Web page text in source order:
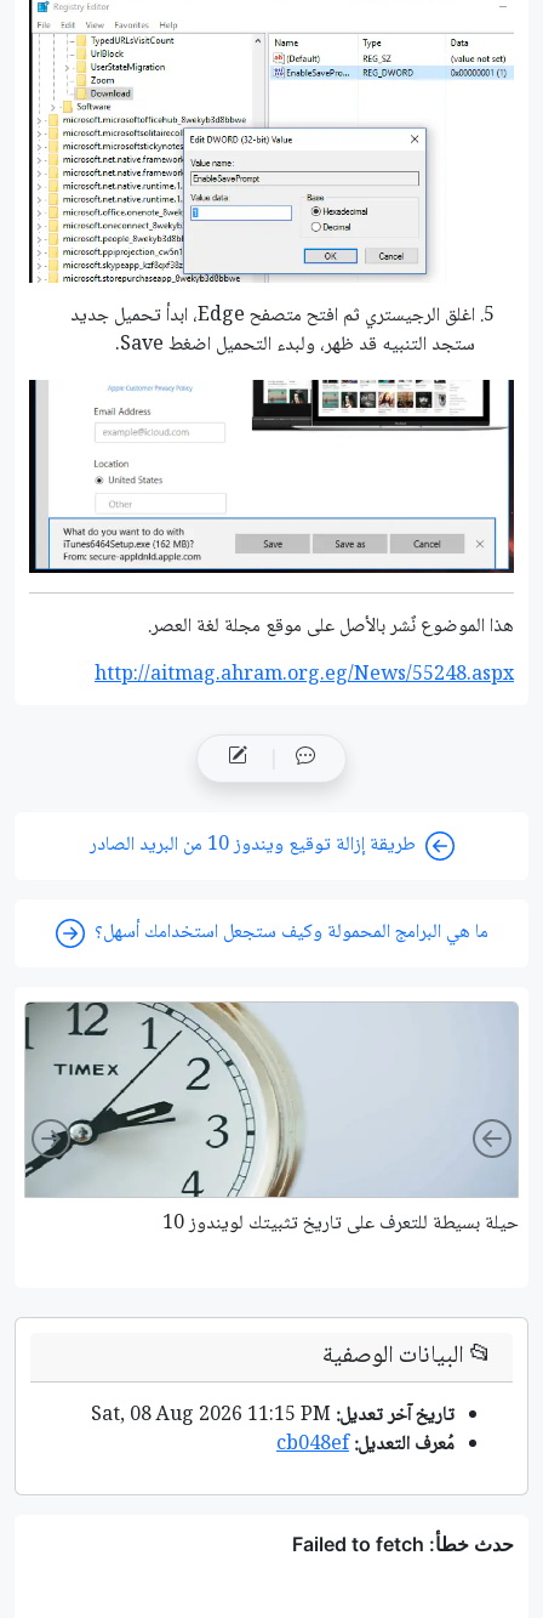
اغلق الرجيستري ثم افتح متصفح Edge، ابدأ تحميل جديد
ستجد التنبيه قد ظهر، ولبدء التحميل اضغط Save.
هذا الموضوع نٌشر باﻷصل على موقع مجلة لغة العصر.
http://aitmag.ahram.org.eg/News/55248.aspx
طريقة إزالة توقيع ويندوز 10 من البريد الصادر
ما هي البرامج المحمولة وكيف ستجعل استخدامك أسهل؟
حيلة بسيطة للتعرف على تاريخ تثبيتك لويندوز 10
Left
📂البيانات الوصفية
تاريخ آخر تعديل:
مُعرف التعديل:cb048ef